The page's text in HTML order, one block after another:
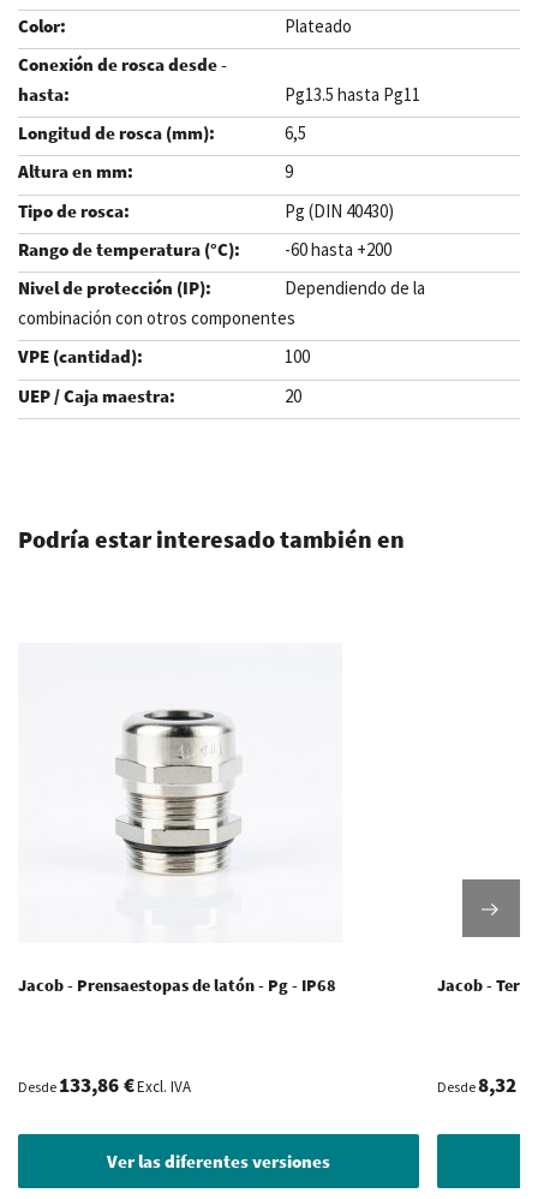
Plateado
Pg13.5 hasta Pg11
6,5
9
Pg (DIN 40430)
-60 hasta +200
Dependiendo de la
combinación con otros componentes
100
20
Podría estar interesado también en
Jacob - Prensaestopas de latón - Pg - IP68
Desde 133,86 €Excl. IVA
Ver las diferentes versiones
Jacob -
Desde8,32 €